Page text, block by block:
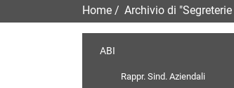
Home Archivio di
ABI
Rappr. Sind. Aziendali